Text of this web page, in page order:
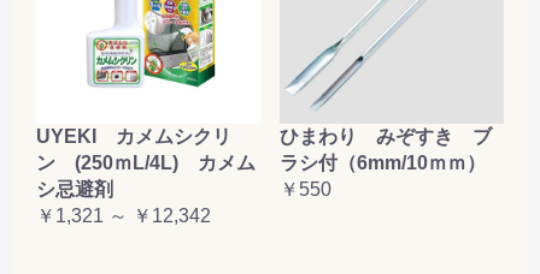
UYEKI カメムシクリ
ン (250ｍL/4L) カメム
シ忌避剤
￥1,321 ～ ￥12,342
ひまわり みぞすき ブ
ラシ付（6mm/10ｍｍ）
￥550